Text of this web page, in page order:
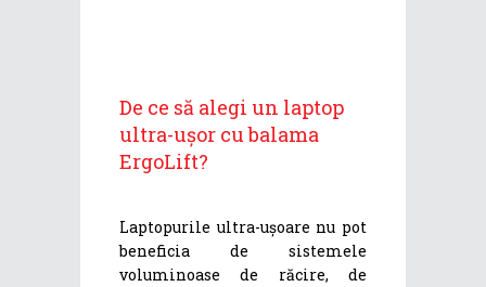
De ce să alegi un laptop
ultra-ușor cu balama
ErgoLift?
Laptopurile ultra-ușoare nu pot
beneficia de sistemele
voluminoase de răcire, de